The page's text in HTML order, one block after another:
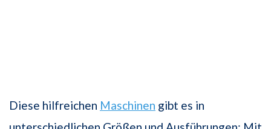
Diese hilfreichen Maschinen gibt es in